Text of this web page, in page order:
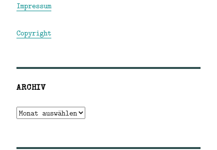
Impressum
Copyright
ARCHIV
Archiv